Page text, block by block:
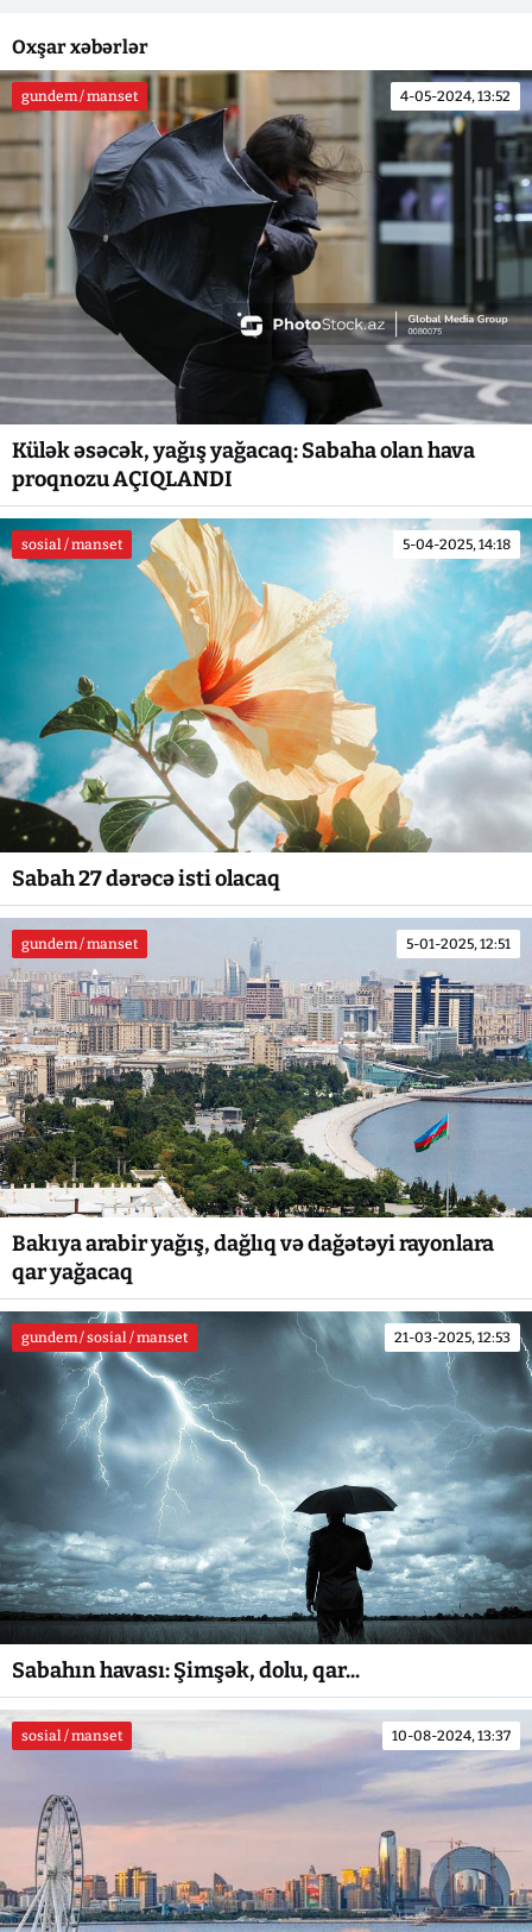
Oxşar xəbərlər
gundem / manset 4-05-2024, 13:52
Külək əsəcək, yağış yağacaq: Sabaha olan hava
proqnozu AÇIQLANDI
sosial / manset 5-04-2025, 14:18
Sabah 27 dərəcə isti olacaq
gundem / manset 5-01-2025, 12:51
Bakıya arabir yağış, dağlıq və dağətəyi rayonlara
qar yağacaq
gundem / sosial / manset 21-03-2025, 12:53
Sabahın havası: Şimşək, dolu, qar...
sosial / manset 10-08-2024, 13:37